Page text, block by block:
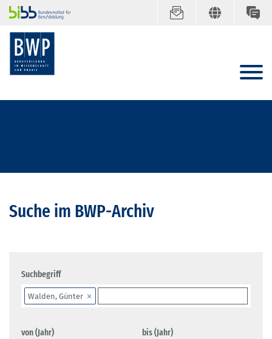
Suche im BWP-Archiv
Suchbegriff
Walden, Günter
von (Jahr) bis (Jahr)